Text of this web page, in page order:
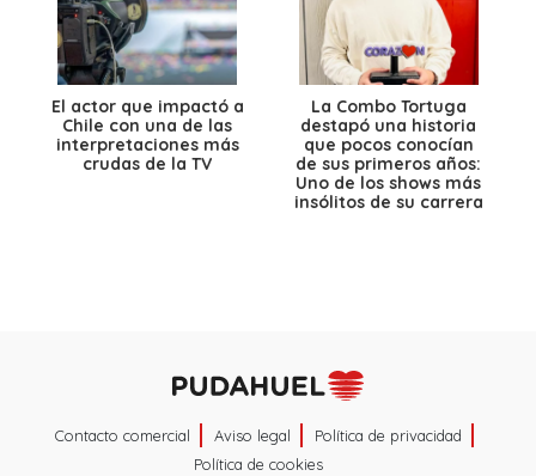
El actor que impactó a
Chile con una de las
interpretaciones más
crudas de la TV
La Combo Tortuga
destapó una historia
que pocos conocían
de sus primeros años:
Uno de los shows más
insólitos de su carrera
Contacto comercial Aviso legal
Política de privacidad
Política de cookies